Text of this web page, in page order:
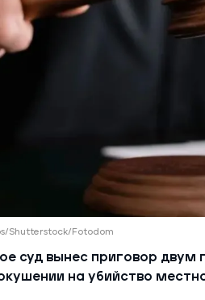
район
район
Shutterstock/Fotodom
суд вынес приговор
на убийство